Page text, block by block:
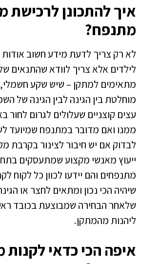
איך להתכונן לרכישת
מתנפח?
לא רק צריך לדעת מידע חשוב
לילדים אלא צריך לוודא שהתנאים
מתאימים למתקן – שיש שקע
מוחלטת בין הגינה לבין הגינה של
עצים קוצניים שעלולים לגרום לחור
ממנו ואם מדובר במתנפח שמיועד
לבדוק אם יש חיבור לצינור בקרבת
ייעוץ מאנשי מקצוע שמתעסקים
מתנפחים והם יידעו לכוון כל לקוח
שיהיה הכי נכון ומתאים לחצר או
שלאחר הבחירה שמבוצעת בכובד
ליהנות מהמתקן.
איפה הכי כדאי לקנות